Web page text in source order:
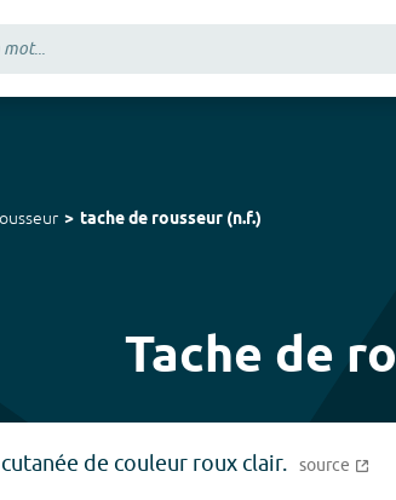
tache de rousseur (n.f.)
Tache de
de couleur roux clair. source